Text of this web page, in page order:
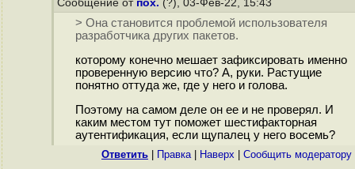
Сообщение от пох. (?), 03-Фев-22, 15:43
> Она становится проблемой использователя
разработчика других пакетов.
которому конечно мешает зафиксировать именно
проверенную версию что? А, руки. Растущие
понятно оттуда же, где у него и голова.
Поэтому на самом деле он ее и не проверял. И
каким местом тут поможет шестифакторная
аутентификация, если щупалец у него восемь?
Ответить Правка| Наверх Cообщить модератору